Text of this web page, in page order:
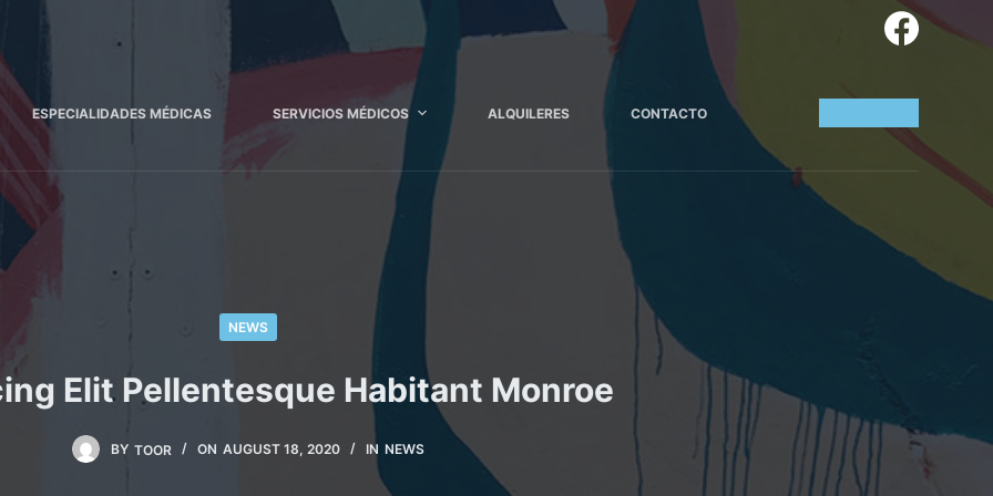
ESPECIALIDADES MÉDICAS SERVICIOS MÉDICOS ALQUILERES CONTACTO
NEWS
Elit Pellentesque Habitant Monroe
BY TOOR ON AUGUST 18, 2020 IN NEWS